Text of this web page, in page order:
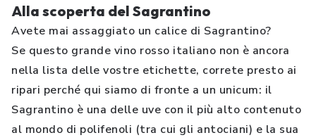
Alla scoperta del Sagrantino
Avete mai assaggiato un calice di Sagrantino?
Se questo grande vino rosso italiano non è ancora
nella lista delle vostre etichette, correte presto ai
ripari perché qui siamo di fronte a un unicum: il
Sagrantino è una delle uve con il più alto contenuto
al mondo di polifenoli (tra cui gli antociani) e la sua